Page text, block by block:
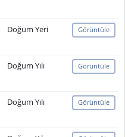
Doğum Yeri Görüntüle
Doğum Yılı Görüntüle
Doğum Yılı Görüntüle